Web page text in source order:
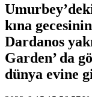
kına
Dardanos
Garden’ da
dünya evine